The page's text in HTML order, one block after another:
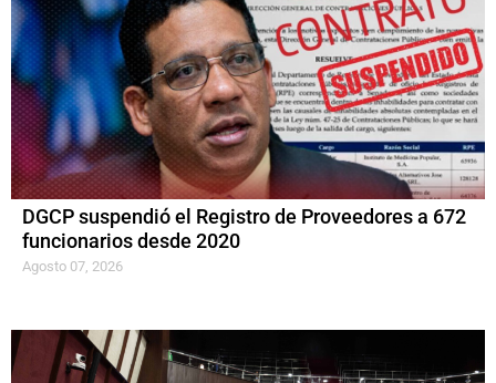
DGCP suspendió el Registro de Proveedores a 672
funcionarios desde 2020
Agosto 07, 2026